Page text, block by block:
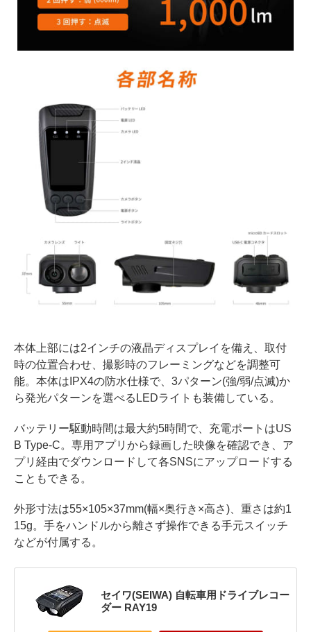
本体上部には2インチの液晶ディスプレイを備え、取付
時の位置合わせ、撮影時のフレーミングなどを調整可
能。本体はIPX4の防水仕様で、3パターン(強/弱/点滅)か
ら発光パターンを選べるLEDライトも装備している。
バッテリー駆動時間は最大約5時間で、充電ポートはUS
B Type-C。専用アプリから録画した映像を確認でき、ア
プリ経由でダウンロードして各SNSにアップロードする
こともできる。
外形寸法は55×105×37mm(幅×奥行き×高さ)、重さは約1
15g。手をハンドルから離さず操作できる手元スイッチ
などが付属する。
セイワ(SEIWA) 自転車用ドライブレコー
ダー RAY19